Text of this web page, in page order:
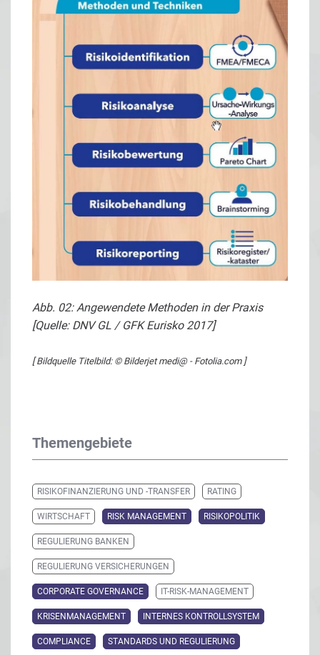
Abb. 02: Angewendete Methoden in der Praxis
[Quelle: DNV GL / GFK Eurisko 2017]
[ Bildquelle Titelbild: © Bilderjet medi@ - Fotolia.com ]
Themengebiete
RISIKOFINANZIERUNG UND -TRANSFER RATING
WIRTSCHAFT RISK MANAGEMENT RISIKOPOLITIK
REGULIERUNG BANKEN
REGULIERUNG VERSICHERUNGEN
CORPORATE GOVERNANCE IT-RISK-MANAGEMENT
KRISENMANAGEMENT INTERNES KONTROLLSYSTEM
COMPLIANCE STANDARDS UND REGULIERUNG